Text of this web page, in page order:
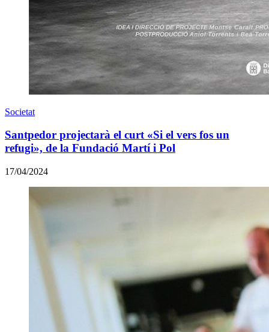
Societat
Santpedor projectarà el curt «Si el vers fos un
refugi», de la Fundació Martí i Pol
17/04/2024